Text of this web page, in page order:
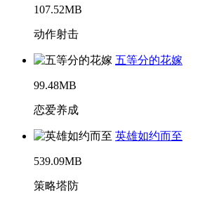
107.52MB
动作射击
五等分的花嫁
99.48MB
恋爱养成
英雄如约而至
539.09MB
策略塔防